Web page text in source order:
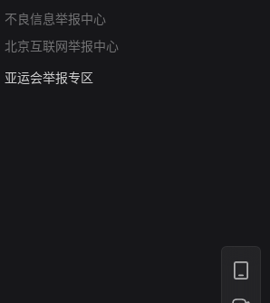
不良信息举报中心
北京互联网举报中心
12318 文化市场举报
算法推荐专项举报
亚运会举报专区